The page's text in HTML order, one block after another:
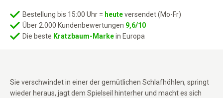
Sie verschwindet in einer der gemütlichen Schlafhöhlen, springt
wieder heraus, jagt dem Spielseil hinterher und macht es sich
€579,-€499,-.
Bestellung bis 15:00 Uhr = heuteversendet (Mo-Fr)
Über 2.000 Kundenbewertungen 9,6/10
Die beste Kratzbaum-Markein Europa